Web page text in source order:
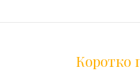
Коротко